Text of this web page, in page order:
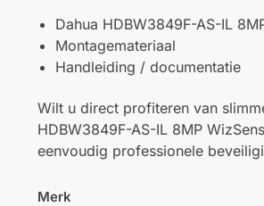
Dahua HDBW3849F-AS-IL
Montagemateriaal
Handleiding / documentatie
Wilt u direct profiteren van
HDBW3849F-AS-IL 8MP
eenvoudig professionele
Merk